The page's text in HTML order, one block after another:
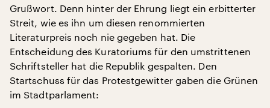
Grußwort. Denn hinter der Ehrung liegt ein erbitterter
Streit, wie es ihn um diesen renommierten
Literaturpreis noch nie gegeben hat. Die
Entscheidung des Kuratoriums für den umstrittenen
Schriftsteller hat die Republik gespalten. Den
Startschuss für das Protestgewitter gaben die Grünen
im Stadtparlament: